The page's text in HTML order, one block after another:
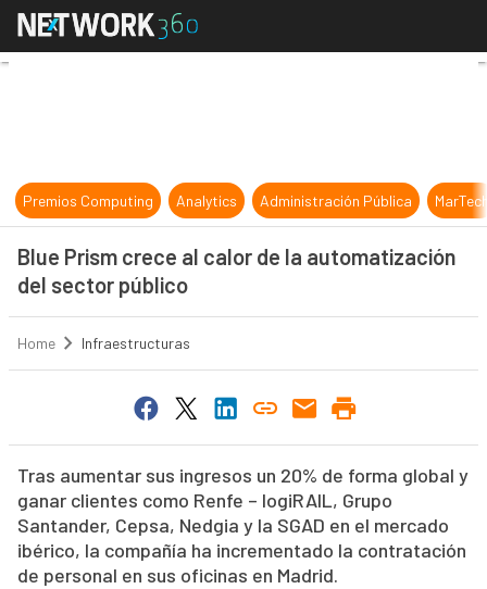
Blue Prism crece al calor de la
Premios Computing Analytics Administración Pública
Blue Prism crece al calor de la automatización
del sector público
Home Infraestructuras
Tras aumentar sus ingresos un 20% de forma global y
ganar clientes como Renfe – logiRAIL, Grupo
Santander, Cepsa, Nedgia y la SGAD en el mercado
ibérico, la compañía ha incrementado la contratación
de personal en sus oficinas en Madrid.